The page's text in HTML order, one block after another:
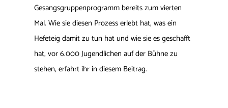
Gesangsgruppenprogramm bereits zum vierten
Mal. Wie sie diesen Prozess erlebt hat, was ein
Hefeteig damit zu tun hat und wie sie es geschafft
hat, vor 6.000 Jugendlichen auf der Bühne zu
stehen, erfahrt ihr in diesem Beitrag.